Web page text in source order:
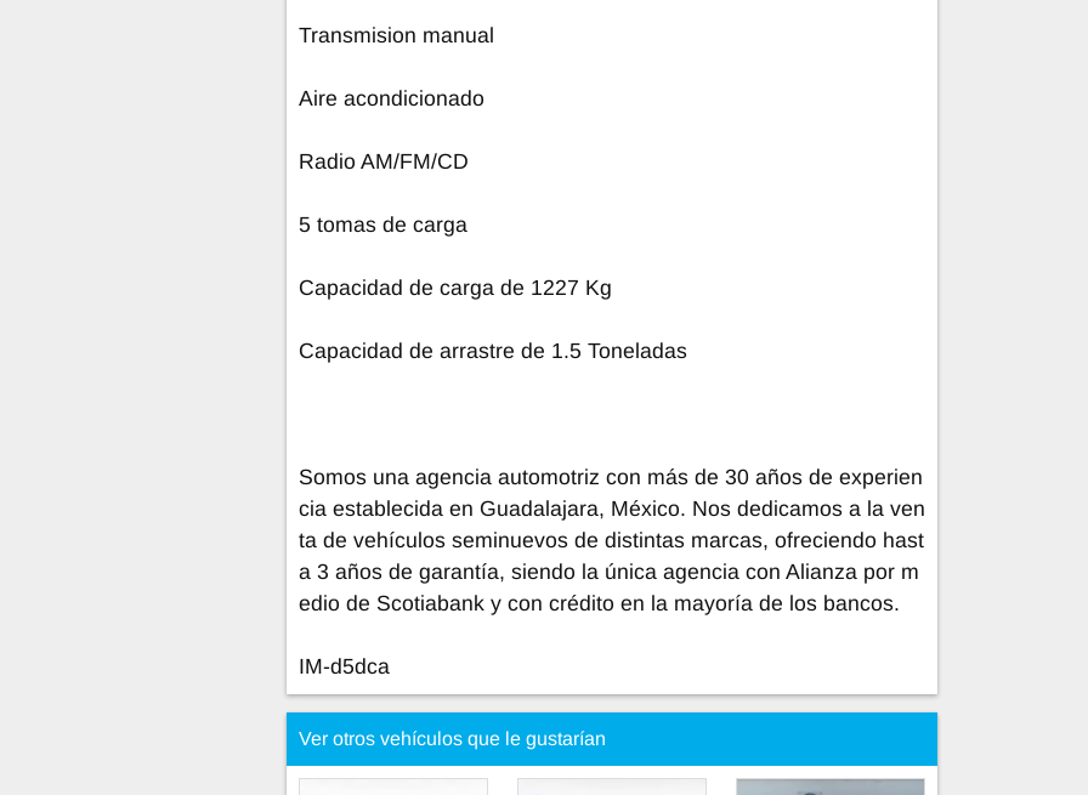
Transmision manual
Aire acondicionado
Radio AM/FM/CD
5 tomas de carga
Capacidad de carga de 1227 Kg
Capacidad de arrastre de 1.5 Toneladas
Somos una agencia automotriz con más de 30 años de experien
cia establecida en Guadalajara, México. Nos dedicamos a la ven
ta de vehículos seminuevos de distintas marcas, ofreciendo hast
a 3 años de garantía, siendo la única agencia con Alianza por m
edio de Scotiabank y con crédito en la mayoría de los bancos.
IM-d5dca
Ver otros vehículos que le gustarían